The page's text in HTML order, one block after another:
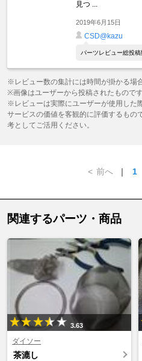
見つ ...
2019年6月15日
CSD@kazu
パーツレビュー総投
※レビュー数の集計には時間が掛かる場
※画像はユーザーから投稿されたものです
※レビューは実際にユーザーが使用した
サービスの価値を客観的に評価するもの
考としてご活用ください。
< 前へ ｜ 1
関連するパーツ・商品
3.63
ダイソー
茶漉し